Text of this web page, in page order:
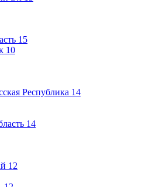
15
10
Республика 14
14
12